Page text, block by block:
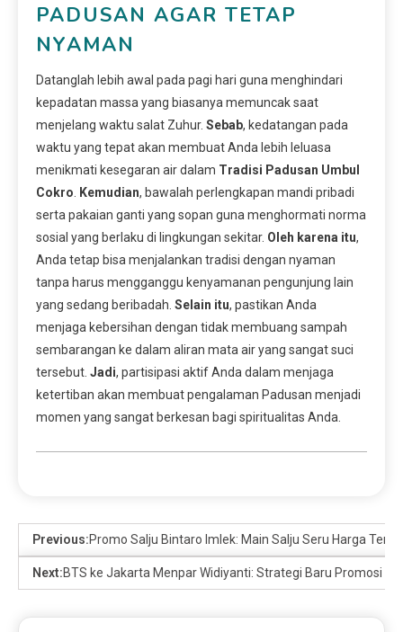
PADUSAN AGAR TETAP
NYAMAN
Datanglah lebih awal pada pagi hari guna menghindari
kepadatan massa yang biasanya memuncak saat
menjelang waktu salat Zuhur. Sebab, kedatangan pada
waktu yang tepat akan membuat Anda lebih leluasa
menikmati kesegaran air dalam Tradisi Padusan Umbul
Cokro
Kemudian, bawalah perlengkapan mandi pribadi
serta pakaian ganti yang sopan guna menghormati norma
sosial yang berlaku di lingkungan sekitar. Oleh karena itu,
Anda tetap bisa menjalankan tradisi dengan nyaman
tanpa harus mengganggu kenyamanan pengunjung lain
yang sedang beribadah. Selain itu, pastikan Anda
menjaga kebersihan dengan tidak membuang sampah
sembarangan ke dalam aliran mata air yang sangat suci
tersebut. Jadi, partisipasi aktif Anda dalam menjaga
ketertiban akan membuat pengalaman Padusan menjadi
momen yang sangat berkesan bagi spiritualitas Anda.
Previous:Promo Salju Bintaro Imlek: Main Salju Seru Harga
Next:BTS ke Jakarta Menpar Widiyanti: Strategi Baru Promosi